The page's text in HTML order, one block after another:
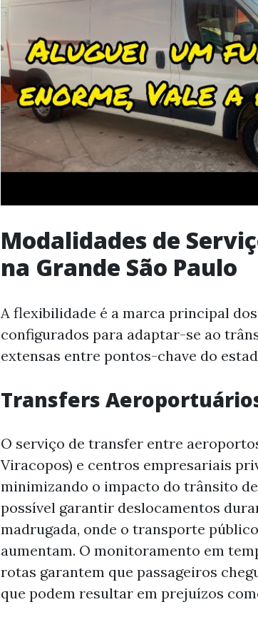
Modalidades de
na Grande São Paulo
A flexibilidade é a marca principal
configurados para adaptar-se ao
extensas entre pontos-chave do
Transfers
O serviço de transfer entre
Viracopos) e centros empresariais
minimizando o impacto do trânsito de
possível garantir deslocamentos
madrugada, onde o transporte
aumentam. O monitoramento em
rotas garantem que passageiros
que podem resultar em prejuízos